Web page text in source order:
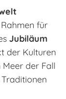
für
Jubiläum
der Kulturen
der Fall
Traditionen